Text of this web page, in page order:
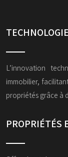
L’innovation
immobilier,
propriétés grâce à
PROPRIÉTÉS